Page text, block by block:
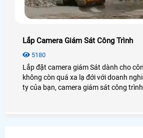
Lắp Camera Giám Sát Công Trình
5180
Lắp đặt camera giám Sát dành cho
không còn quá xa lạ đới với doanh
ty của bạn, camera giám sát công